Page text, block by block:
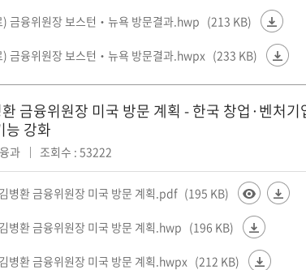
금융위원장 보스턴‧뉴욕 방문결과.hwp (213 KB)
금융위원장 보스턴‧뉴욕 방문결과.hwpx (233 KB)
금융위원장 미국 방문 계획 - 한국 창업·벤처
능 강화
과 조회수 : 53222
병환 금융위원장 미국 방문 계획.pdf (195 KB)
병환 금융위원장 미국 방문 계획.hwp (196 KB)
병환 금융위원장 미국 방문 계획.hwpx (212 KB)